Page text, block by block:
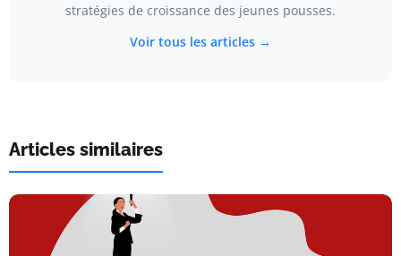
stratégies de croissance des jeunes pousses.
Voir tous les articles →
Articles similaires